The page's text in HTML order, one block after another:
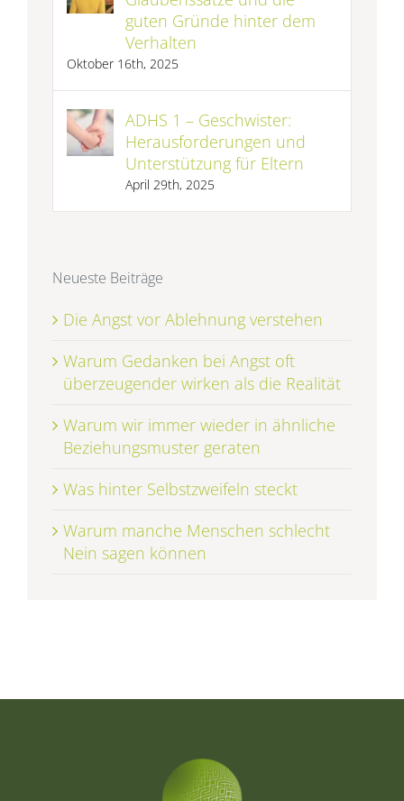
guten Gründe hinter dem
Verhalten
Oktober 16th, 2025
ADHS 1 – Geschwister:
Herausforderungen und
Unterstützung für Eltern
April 29th, 2025
Neueste Beiträge
Die Angst vor Ablehnung verstehen
Warum Gedanken bei Angst oft
überzeugender wirken als die Realität
Warum wir immer wieder in ähnliche
Beziehungsmuster geraten
Was hinter Selbstzweifeln steckt
Warum manche Menschen schlecht
Nein sagen können